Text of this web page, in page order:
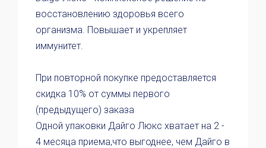
восстановлению здоровья всего
организма​​. Повышает и укрепляет
иммунитет.
При повторной покупке предоставляется
скидка 10% от суммы первого
(предыдущего) заказа
Одной упаковки Дайго Люкс хватает на 2 -
4 месяца приема,что выгоднее, чем Дайго в